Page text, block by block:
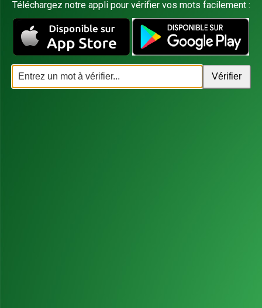
Téléchargez notre appli pour vérifier vos mots facilement :